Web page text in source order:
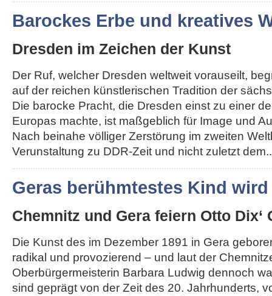
Barockes Erbe und kreatives
Dresden im Zeichen der Kunst
Der Ruf, welcher Dresden weltweit vorauseilt,
auf der reichen künstlerischen Tradition der
Die barocke Pracht, die Dresden einst zu einer
Europas machte, ist maßgeblich für Image und
Nach beinahe völliger Zerstörung im zweiten
Verunstaltung zu DDR-Zeit und nicht zuletzt
Geras berühmtestes Kind wird
Chemnitz und Gera feiern Otto Dix‘
Die Kunst des im Dezember 1891 in Gera
radikal und provozierend – und laut der
Oberbürgermeisterin Barbara Ludwig dennoch
sind geprägt von der Zeit des 20. Jahrhunderts,